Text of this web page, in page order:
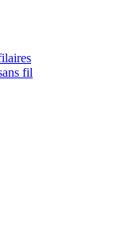
fil